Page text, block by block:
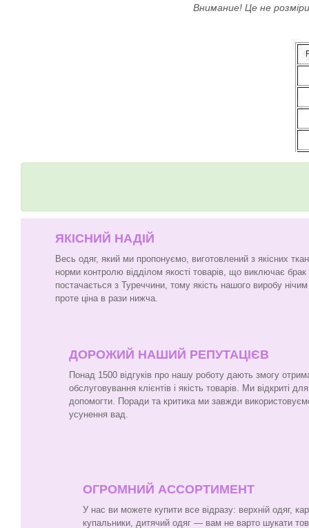
Внимание! Це не
ЯКІСНИЙ НАДІЙ
Весь одяг, який ми пропонуємо, виготовлений з якісних
норми контролю відділом якості товарів, що виключає
постачається з Туреччини, тому якість нашого виробу
проте ціна в рази нижча.
ДОРОЖИЙ НАШИЙ РЕПУТАЦІЄВ
Понад 1500 відгуків про нашу роботу дають змогу
обслуговування клієнтів і якість товарів. Ми відкриті
допомогти. Поради та критика ми завжди
усунення вад.
ОГРОМНИЙ АССОРТИМЕНТ
У нас ви можете купити все відразу: верхній одяг,
купальники, дитячий одяг — вам не варто шукати